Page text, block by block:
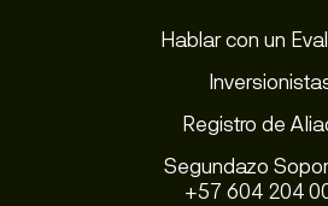
Hablar con un
Registro de
Segundazo
+57 604 204